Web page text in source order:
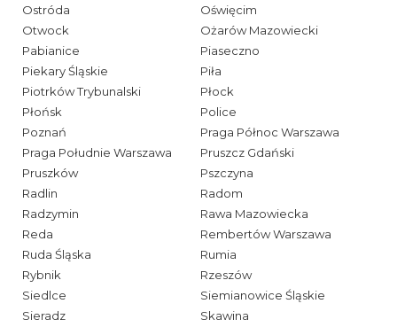
Ostróda
Oświęcim
Otwock
Ożarów Mazowiecki
Pabianice
Piaseczno
Piekary Śląskie
Piła
Piotrków Trybunalski
Płock
Płońsk
Police
Poznań
Praga Północ Warszawa
Praga Południe Warszawa
Pruszcz Gdański
Pruszków
Pszczyna
Radlin
Radom
Radzymin
Rawa Mazowiecka
Reda
Rembertów Warszawa
Ruda Śląska
Rumia
Rybnik
Rzeszów
Siedlce
Siemianowice Śląskie
Sieradz
Skawina